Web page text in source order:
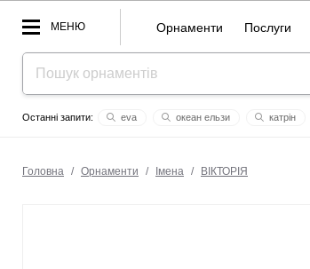
МЕНЮ Орнаменти Послуги
eva океан ельзи кaтрін
Головна / Орнаменти / Імена / ВІКТОРІЯ